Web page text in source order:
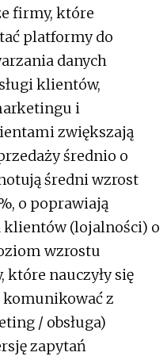
firmy, które
platformy do
danych
klientów,
i
zwiększają
średnio o
średni wzrost
o poprawiają
(lojalności) o
wzrostu
nauczyły się
komunikować z
/ obsługa)
zapytań